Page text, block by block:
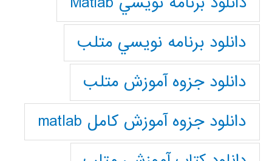
دانلود برنامه نويسي متلب
دانلود جزوه آموزش متلب
دانلود جزوه آموزش کامل matlab